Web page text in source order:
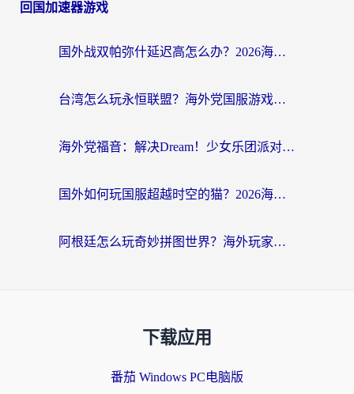
回国加速器游戏
国外战双帕弥什延迟高怎么办？2026海外畅玩国服游戏终极指南（附实测工具推荐）
台湾怎么玩永恒联盟？海外党国服游戏加速器选择全攻略（附3大热门游戏实测）
海外党福音：解决Dream！少女乐团派对！国外延迟的实用指南，附北美英国游戏加速方案
国外如何玩国服超越时空的猫？2026海外党必看的加速器选择指南
阿根廷怎么玩奇妙拼图世界？海外玩家国服游戏加速全攻略（附帕斯卡契约战舰少女解决方案）
下载应用
番茄 Windows PC电脑版